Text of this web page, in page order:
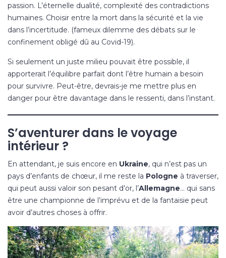
passion. L’éternelle dualité, complexité des contradictions
humaines. Choisir entre la mort dans la sécurité et la vie
dans l’incertitude. (fameux dilemme des débats sur le
confinement obligé dû au Covid-19).
Si seulement un juste milieu pouvait être possible, il
apporterait l’équilibre parfait dont l’être humain a besoin
pour survivre. Peut-être, devrais-je me mettre plus en
danger pour être davantage dans le ressenti, dans l’instant.
S’aventurer dans le voyage
intérieur ?
En attendant, je suis encore en Ukraine, qui n’est pas un
pays d’enfants de chœur, il me reste la Pologne à traverser,
qui peut aussi valoir son pesant d’or, l’Allemagne… qui sans
être une championne de l’imprévu et de la fantaisie peut
avoir d’autres choses à offrir.